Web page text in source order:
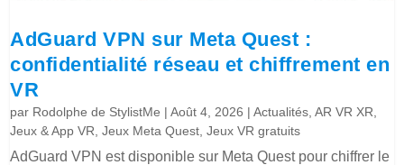
AdGuard VPN sur Meta Quest :
confidentialité réseau et chiffrement en
VR
par Rodolphe de StylistMe |Août 4, 2026 |Actualités ,AR VR XR
Jeux & App VR ,Jeux Meta Quest ,Jeux VR gratuits
AdGuard VPN est disponible sur Meta Quest pour chiffrer le